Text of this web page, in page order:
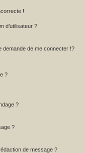
!
d’utilisateur ?
demande de me connecter !?
?
?
?
de message ?